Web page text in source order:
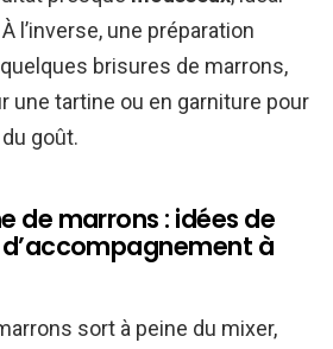
l’inverse, une préparation
brisures de marrons,
une tartine ou en garniture pour
goût.
de marrons : idées de
à
sort à peine du mixer,